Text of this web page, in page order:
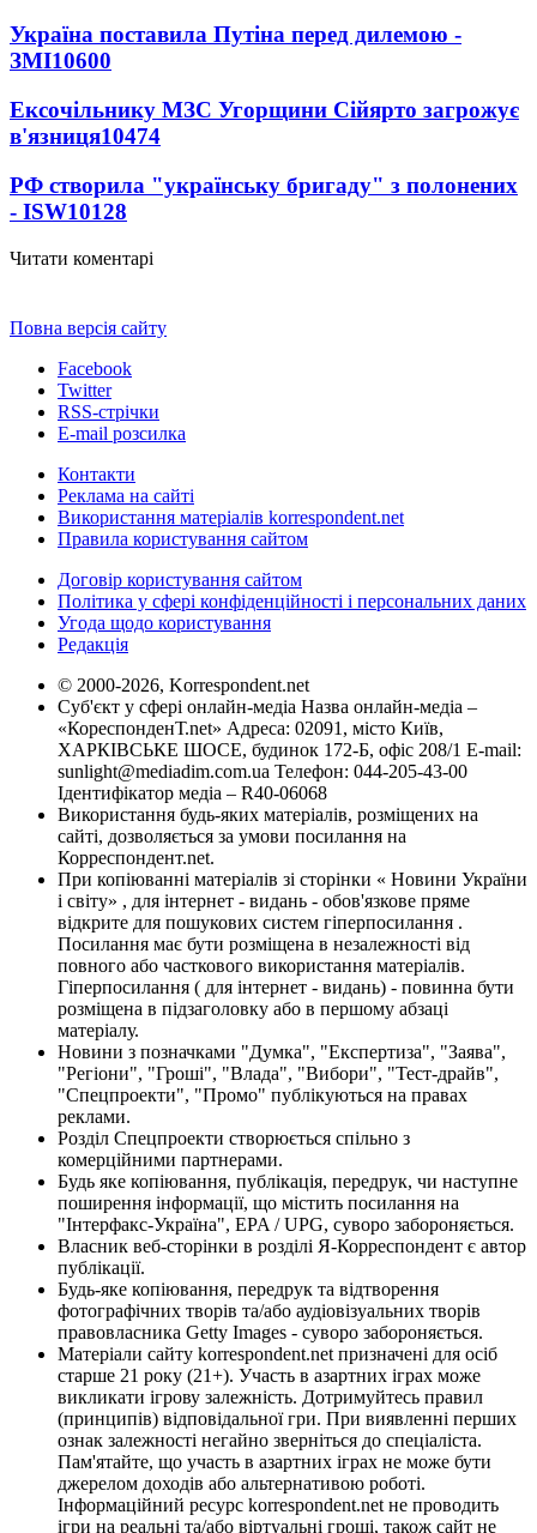
Україна поставила Путіна перед дилемою -
ЗМІ10600
Ексочільнику МЗС Угорщини Сійярто загрожує
в'язниця10474
РФ створила "українську бригаду" з полонених
- ISW10128
Читати коментарі
Повна версія сайту
Facebook
Twitter
RSS-стрічки
E-mail розсилка
Контакти
Реклама на сайті
Використання матеріалів korrespondent.net
Правила користування сайтом
Договір користування сайтом
Політика у сфері конфіденційності і персональних даних
Угода щодо користування
Редакція
© 2000-2026, Korrespondent.net
Суб'єкт у сфері онлайн-медіа Назва онлайн-медіа –
«КореспонденТ.net» Адреса: 02091, місто Київ,
ХАРКІВСЬКЕ ШОСЕ, будинок 172-Б, офіс 208/1 E-mail:
sunlight@mediadim.com.ua Телефон: 044-205-43-00
Ідентифікатор медіа – R40-06068
Використання будь-яких матеріалів, розміщених на
сайті, дозволяється за умови посилання на
Корреспондент.net.
При копіюванні матеріалів зі сторінки « Новини України
і світу» , для інтернет - видань - обов'язкове пряме
відкрите для пошукових систем гіперпосилання .
Посилання має бути розміщена в незалежності від
повного або часткового використання матеріалів.
Гіперпосилання ( для інтернет - видань) - повинна бути
розміщена в підзаголовку або в першому абзаці
матеріалу.
Новини з позначками "Думка", "Експертиза", "Заява",
"Регіони", "Гроші", "Влада", "Вибори", "Тест-драйв",
"Спецпроекти", "Промо" публікуються на правах
реклами.
Розділ Спецпроекти створюється спільно з
комерційними партнерами.
Будь яке копіювання, публікація, передрук, чи наступне
поширення інформації, що містить посилання на
"Інтерфакс-Україна", EPA / UPG, суворо забороняється.
Власник веб-сторінки в розділі Я-Корреспондент є автор
публікації.
Будь-яке копіювання, передрук та відтворення
фотографічних творів та/або аудіовізуальних творів
правовласника Getty Images - суворо забороняється.
Матеріали сайту korrespondent.net призначені для осіб
старше 21 року (21+). Участь в азартних іграх може
викликати ігрову залежність. Дотримуйтесь правил
(принципів) відповідальної гри. При виявленні перших
ознак залежності негайно зверніться до спеціаліста.
Пам'ятайте, що участь в азартних іграх не може бути
джерелом доходів або альтернативою роботі.
Інформаційний ресурс korrespondent.net не проводить
ігри на реальні та/або віртуальні гроші, також сайт не